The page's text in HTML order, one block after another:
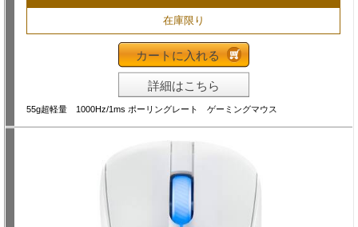
在庫限り
カートに入れる
詳細はこちら
55g超軽量 1000Hz/1ms ポーリングレート ゲーミングマウス